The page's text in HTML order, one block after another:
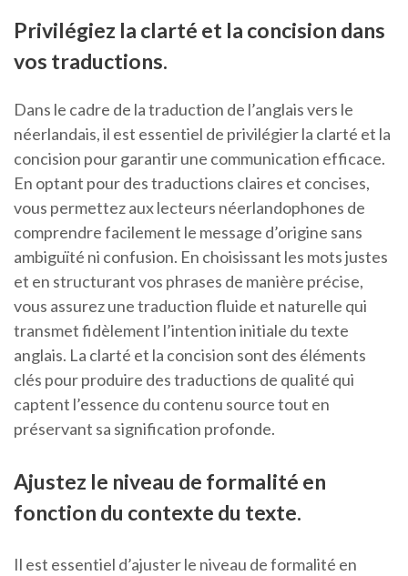
Privilégiez la clarté et la concision dans
vos traductions.
Dans le cadre de la traduction de l’anglais vers le
néerlandais, il est essentiel de privilégier la clarté et la
concision pour garantir une communication efficace.
En optant pour des traductions claires et concises,
vous permettez aux lecteurs néerlandophones de
comprendre facilement le message d’origine sans
ambiguïté ni confusion. En choisissant les mots justes
et en structurant vos phrases de manière précise,
vous assurez une traduction fluide et naturelle qui
transmet fidèlement l’intention initiale du texte
anglais. La clarté et la concision sont des éléments
clés pour produire des traductions de qualité qui
captent l’essence du contenu source tout en
préservant sa signification profonde.
Ajustez le niveau de formalité en
fonction du contexte du texte.
Il est essentiel d’ajuster le niveau de formalité en